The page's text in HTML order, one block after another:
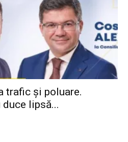
trafic și poluare.
lipsă...